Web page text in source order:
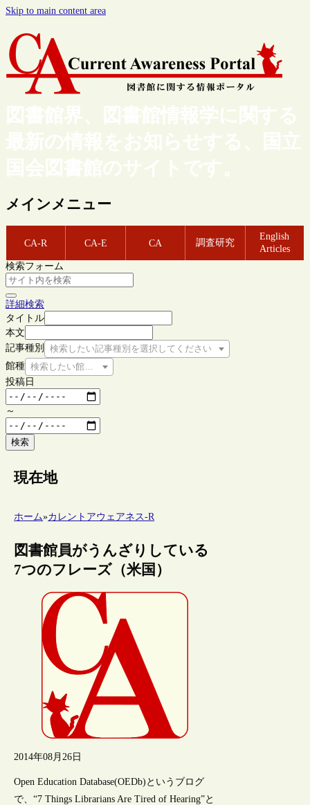
Skip to main content area
図書館界、図書館情報学に関する
最新の情報をお知らせする、国立
国会図書館のサイトです。
メインメニュー
CA-R CA-E CA 調査研究
English
Articles
検索フォーム
詳細検索
タイトル
本文
記事種別
検索したい記事種別を選択してください
館種 検索したい館種を選択してください
投稿日
～
検索
現在地
ホーム»カレントアウェアネス-R
図書館員がうんざりしている
7つのフレーズ（米国）
2014年08月26日
Open Education Database(OEDb)というブログ
で、“7 Things Librarians Are Tired of Hearing”と